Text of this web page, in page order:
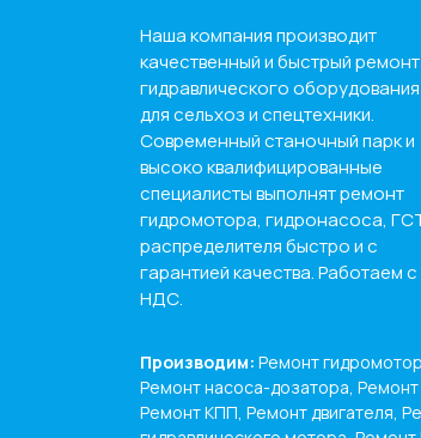
Наша компания производит
качественный и быстрый ремонт
гидравлического оборудования
для сельхоз и спецтехники.
Современный станочный парк и
высоко квалифицированные
специалисты выполнят ремонт
гидромотора, гидронасоса,
распределителя быстро и с
гарантией качества. Работаем с
НДС.
Производим: Ремонт
Ремонт насоса-дозатора, Ремонт
Ремонт КПП, Ремонт двигателя,